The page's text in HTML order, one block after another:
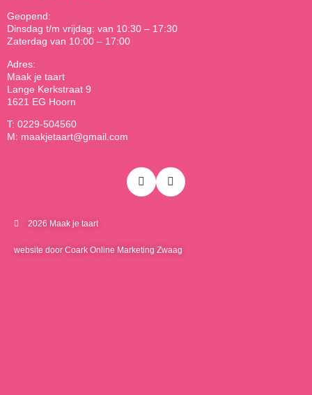
Geopend:
Dinsdag t/m vrijdag: van 10:30 – 17:30
Zaterdag van 10:00 – 17:00
Adres:
Maak je taart
Lange Kerkstraat 9
1621 EG Hoorn
T: 0229-504560
M: maakjetaart@gmail.com
2026 Maak je taart
website door Coark Online Marketing Zwaag